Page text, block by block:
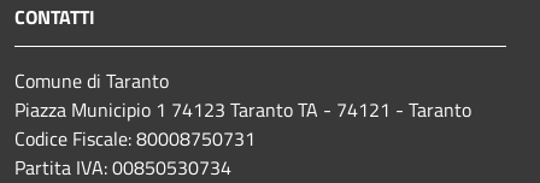
CONTATTI
Comune di Taranto
Piazza Municipio 1 74123 Taranto TA - 74121 - Taranto
Codice Fiscale: 80008750731
Partita IVA: 00850530734